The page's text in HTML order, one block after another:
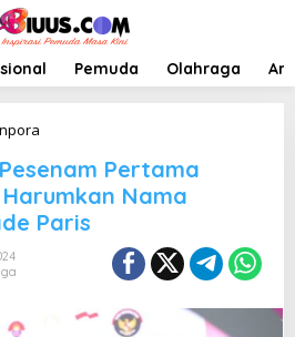
Pemuda Olahraga
m
p
l
Pertama
Nama
Paris